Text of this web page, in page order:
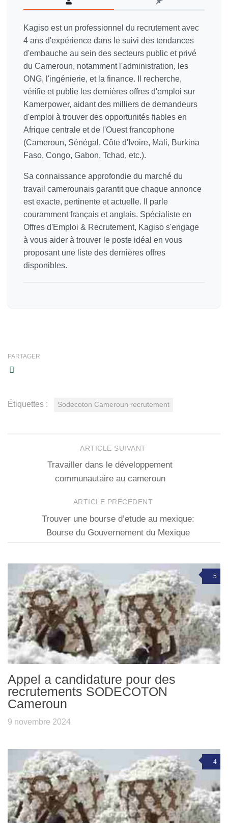
Kagiso est un professionnel du recrutement avec
4 ans d'expérience dans le suivi des tendances
d'embauche au sein des secteurs public et privé
du Cameroun, notamment l'administration, les
ONG, l'ingénierie, et la finance. Il recherche,
vérifie et publie les dernières offres d'emploi sur
Kamerpower, aidant des milliers de demandeurs
d'emploi à trouver des opportunités fiables en
Afrique centrale et de l'Ouest francophone
(Cameroun, Sénégal, Côte d'Ivoire, Mali, Burkina
Faso, Congo, Gabon, Tchad, etc.).
Sa connaissance approfondie du marché du
travail camerounais garantit que chaque annonce
est exacte, pertinente et actuelle. Il parle
couramment français et anglais. Spécialiste en
Offres d'Emploi & Recrutement, Kagiso s'engage
à vous aider à trouver le poste idéal en vous
proposant une liste des dernières offres
disponibles.
PARTAGER
Étiquettes : Sodecoton Cameroun recrutement
ARTICLE SUIVANT
Travailler dans le développement
communautaire au cameroun
ARTICLE PRÉCÉDENT
Trouver une bourse d’etude au mexique:
Bourse du Gouvernement du Mexique
5
Appel a candidature pour des
recrutements SODECOTON
Cameroun
9 novembre 2024
4